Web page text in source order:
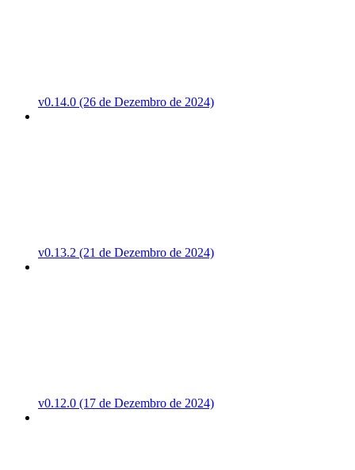
v0.14.0 (26 de Dezembro de 2024)
v0.13.2 (21 de Dezembro de 2024)
v0.12.0 (17 de Dezembro de 2024)